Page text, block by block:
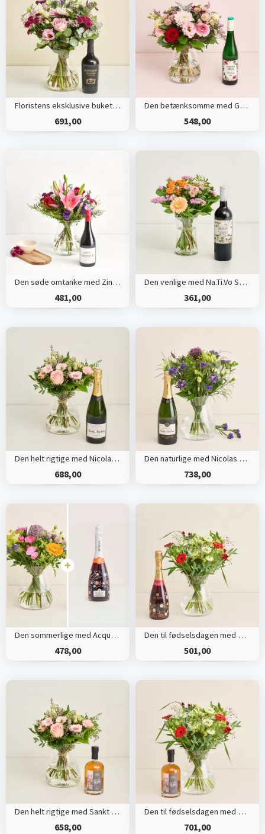
Floristens eksklusive buket med Gran Passione, Appassimento økologisk
691,00
Den betænksomme med Green Soul Risling
548,00
Den søde omtanke med Zinfandel
481,00
Den venlige med Na.Ti.Vo Sangiovese
361,00
Den helt rigtige med Nicolas Feuillatte, Sélection Brut, Champagne
688,00
Den naturlige med Nicolas Feuillatte, Champagne
738,00
Den sommerlige med Acquesi, Brachetto
478,00
Den til fødselsdagen med Acquesi, Brachetto
501,00
Den helt rigtige med Sankt Thomas, Carribean Rum - Oak Aged
658,00
Den til fødselsdagen med Sankt Thomas, Carribean Rum
701,00